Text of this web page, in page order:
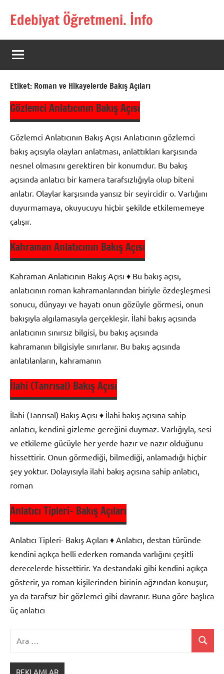
Edebiyat Öğretmeni. İnfo
Türkçe,
Türk
Dili
ve
Öğretmenlerinin
Sitesi
Etiket: Roman ve Hikayelerde Bakış Açıları
Gözlemci Anlatıcının Bakış Açısı
Gözlemci Anlatıcının Bakış Açısı Anlatıcının gözlemci
bakış açısıyla olayları anlatması, anlattıkları karşısında
nesnel olmasını gerektiren bir konumdur. Bu bakış
açısında anlatıcı bir kamera tarafsızlığıyla olup biteni
anlatır. Olaylar karşısında yansız bir seyircidir o. Varlığını
duyurmamaya, okuyucuyu hiçbir şekilde etkilememeye
çalışır.
Olay
Çevresinde
Edebi
Metinler
Kahraman Anlatıcının Bakış Açısı
Kahraman Anlatıcının Bakış Açısı ♦ Bu bakış açısı,
anlatıcının roman kahramanlarından biriyle özdeşleşmesi
sonucu, dünyayı ve hayatı onun gözüyle görmesi, onun
bakışıyla algılamasıyla gerçekleşir. İlahi bakış açısında
anlatıcının sınırsız bilgisi, bu bakış açısında
kahramanın bilgisiyle sınırlanır. Bu bakış açısında
anlatılanların, kahramanın
Olay
Çevresinde
Oluşan
Edebi
Metinler
İlahi (Tanrısal) Bakış Açısı
İlahi (Tanrısal) Bakış Açısı ♦ İlahi bakış açısına sahip
anlatıcı, kendini gizleme gereğini duymaz. Varlığıyla, sesi
ve etkileme gücüyle her yerde hazır ve nazır olduğunu
hissettirir. Onun görmediği, bilmediği, anlamadığı hiçbir
şey yoktur. Dolayısıyla ilahi bakış açısına sahip anlatıcı,
roman
Olay
Çevresinde
Edebi
Metinler
Anlatıcı Tipleri- Bakış Açıları
Anlatıcı Tipleri- Bakış Açıları ♦ Anlatıcı, destan türünde
kendini açıkça belli ederken romanda varlığını çeşitli
derecelerde hissettirir. Ya destandaki gibi kendini açıkça
gösterir, ya roman kişilerinden birinin ağzından konuşur,
ya da tarafsız bir gözlemci gibi davranır. Buna göre başlıca
üç anlatıcı
Oluşan
Ara
REKLAMLAR